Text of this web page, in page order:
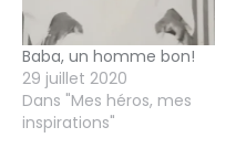
Baba, un homme bon!
29 juillet 2020
Dans "Mes héros, mes
inspirations"